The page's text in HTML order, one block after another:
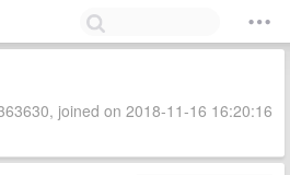
joined on 2018-11-16 16:20:16